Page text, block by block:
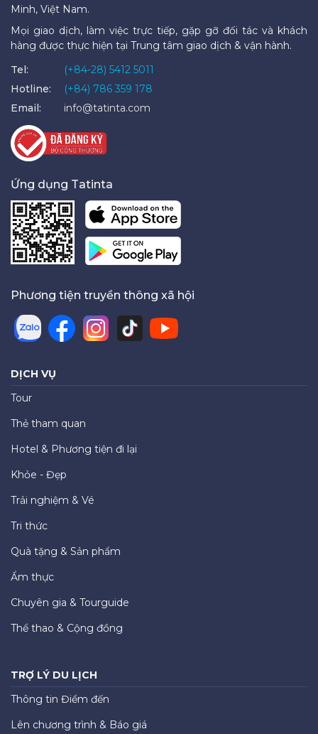
Minh, Việt Nam.
Mọi giao dịch, làm việc trực tiếp, gặp gỡ đối tác và khách
hàng được thực hiện tại Trung tâm giao dịch & vận hành.
Tel:
(+84-28) 5412 5011
Hotline:
(+84) 786 359 178
Email:
info@tatinta.com
Ứng dụng Tatinta
Phương tiện truyền thông xã hội
DỊCH VỤ
Tour
Thẻ tham quan
Hotel & Phương tiện đi lại
Khỏe - Đẹp
Trải nghiệm & Vé
Tri thức
Quà tặng & Sản phẩm
Ẩm thực
Chuyên gia & Tourguide
Thể thao & Cộng đồng
TRỢ LÝ DU LỊCH
Thông tin Điểm đến
Lên chương trình & Báo giá